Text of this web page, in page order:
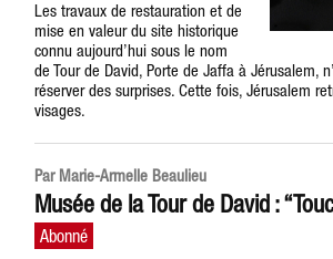
Les travaux de restauration et de
mise en valeur du site historique
connu aujourd’hui sous le nom
de Tour de David, Porte de Jaffa à Jérusalem,
réserver des surprises. Cette fois, Jérusalem
visages.
Par Marie-Armelle Beaulieu
Musée de la Tour de David :